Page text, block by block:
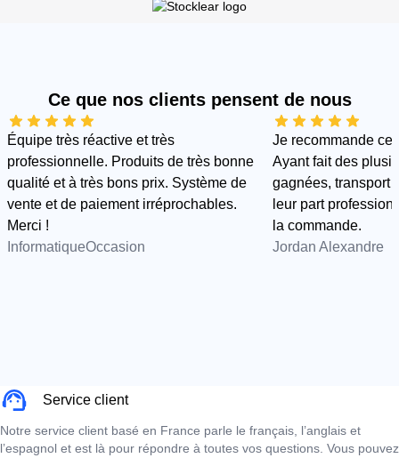
Ce que nos clients pensent de nous
Équipe très réactive et très
professionnelle. Produits de très bonne
qualité et à très bons prix. Système de
vente et de paiement irréprochables.
Merci !
InformatiqueOccasion
Je recommande
Ayant fait des
gagnées, transport
leur part
la commande.
Jordan Alexandre
Service client
Notre service client basé en France parle le français, l’anglais et
l’espagnol et est là pour répondre à toutes vos questions. Vous pouvez